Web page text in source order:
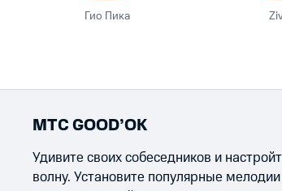
Гио Пика
МТС GOOD’OK
Удивите своих собеседников и
волну. Установите популярные